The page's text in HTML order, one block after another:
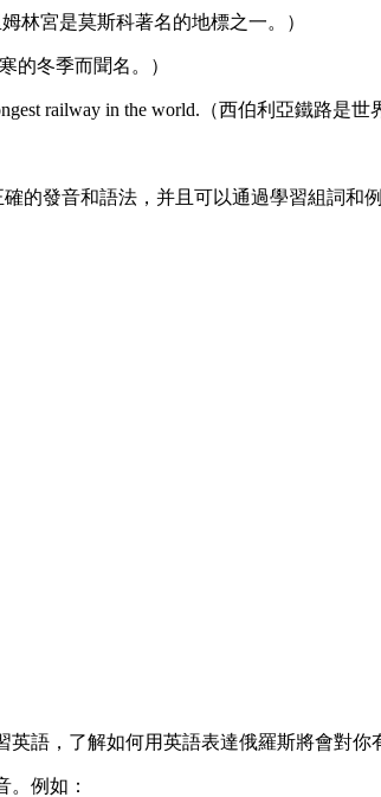
林宮是莫斯科著名的地標之一。）
的冬季而聞名。）
railway in the world.（西伯利亞鐵路是
的發音和語法，并且可以通過學習組詞和
語，了解如何用英語表達俄羅斯將會對你
。例如：